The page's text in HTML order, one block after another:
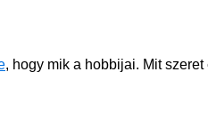
, hogy mik a hobbijai. Mit